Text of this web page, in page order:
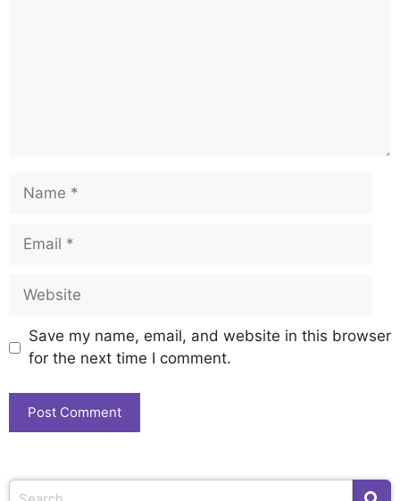
Save my name, email, and website in this browser
for the next time I comment.